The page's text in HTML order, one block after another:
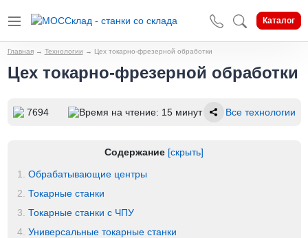
Каталог
Главная → Технологии → Цех токарно-фрезерной обработки
Цех токарно-фрезерной обработки
7694 Время на чтение: 15 минут Все технологии
Содержание [скрыть]
1.
Обрабатывающие центры
2. Токарные станки
3. Токарные станки с ЧПУ
4. Универсальные токарные станки